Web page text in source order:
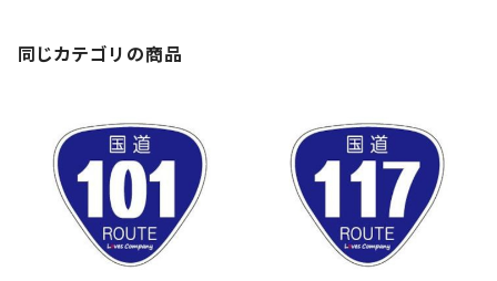
同じカテゴリの商品